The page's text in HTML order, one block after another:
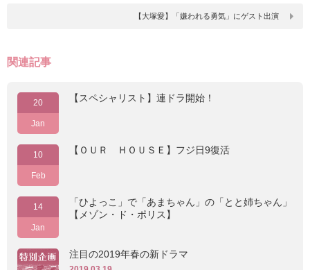
【大塚愛】「嫌われる勇気」にゲスト出演
関連記事
20
Jan
【スペシャリスト】連ドラ開始！
10
Feb
【ＯＵＲ ＨＯＵＳＥ】フジ日9復活
14
Jan
「ひよっこ」で「あまちゃん」の「とと姉ちゃん」
【メゾン・ド・ポリス】
注目の2019年春の新ドラマ